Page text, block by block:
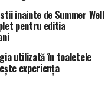
inainte de Summer Well
pentru editia
utilizată în toaletele
experiența